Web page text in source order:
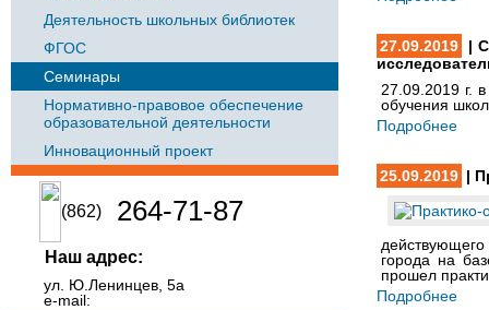
Деятельность школьных библиотек
ФГОС
Семинары
Нормативно-правовое обеспечение
образовательной деятельности
Инновационный проект
(862) 264-71-87
Наш адрес:
ул. Ю.Ленинцев, 5а
e-mail:
27.09.2019
|
27.09.2019 г.
обучения
Подробнее
25.09.2019 |
города на
прошел
Подробнее